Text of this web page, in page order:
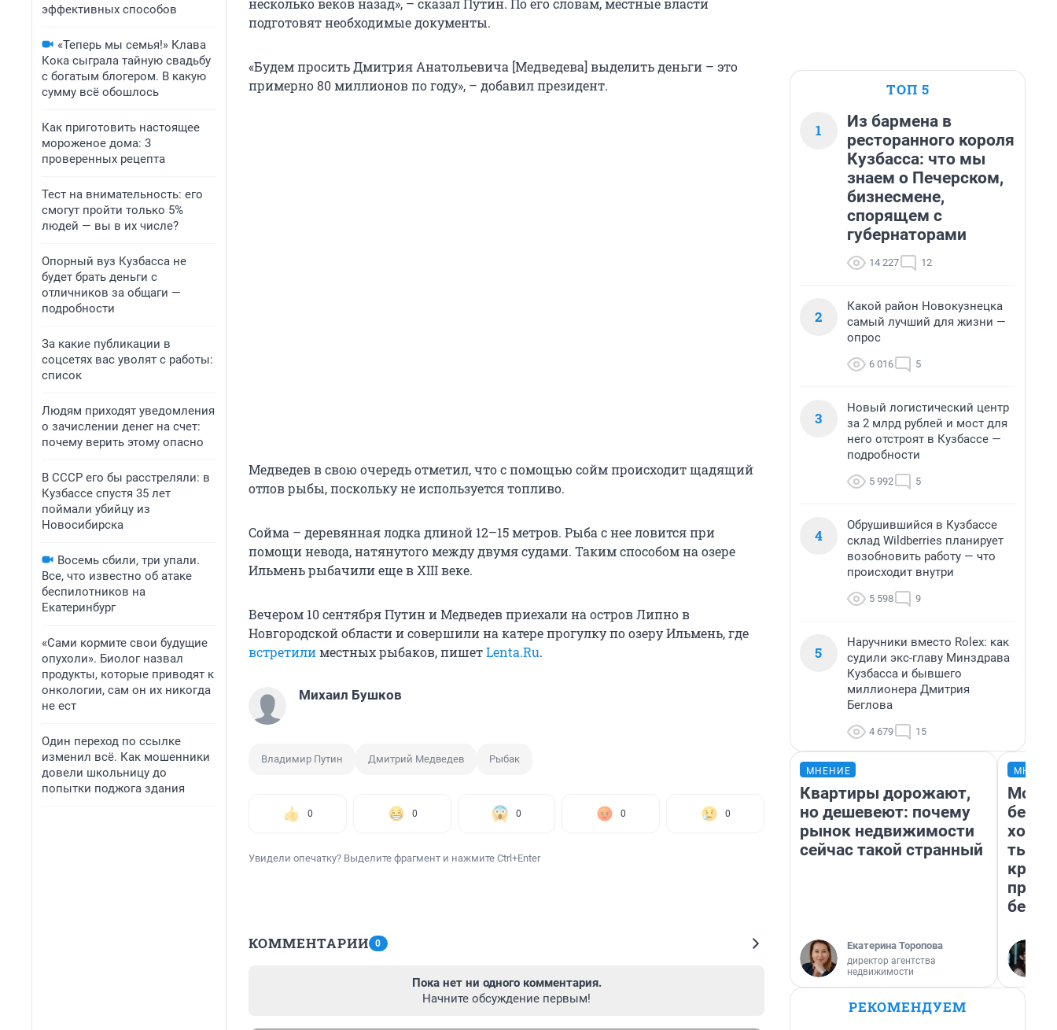
эффективных способов
«Теперь мы семья!» Клава
Кока сыграла тайную свадьбу
с богатым блогером. В какую
сумму всё обошлось
Как приготовить настоящее
мороженое дома: 3
проверенных рецепта
Тест на внимательность: его
смогут пройти только 5%
людей — вы в их числе?
Опорный вуз Кузбасса не
будет брать деньги с
отличников за общаги —
подробности
За какие публикации в
соцсетях вас уволят с работы:
список
Людям приходят уведомления
о зачислении денег на счет:
почему верить этому опасно
В СССР его бы расстреляли: в
Кузбассе спустя 35 лет
поймали убийцу из
Новосибирска
Восемь сбили, три упали.
Все, что известно об атаке
беспилотников на
Екатеринбург
«Сами кормите свои будущие
опухоли». Биолог назвал
продукты, которые приводят к
онкологии, сам он их никогда
не ест
Один переход по ссылке
изменил всё. Как мошенники
довели школьницу до
попытки поджога здания
несколько веков назад», – сказал Путин. По его словам, местные власти
подготовят необходимые документы.
«Будем просить Дмитрия Анатольевича [Медведева] выделить деньги – это
примерно 80 миллионов по году», – добавил президент.
Медведев в свою очередь отметил, что с помощью сойм происходит щадящий
отлов рыбы, поскольку не используется топливо.
Сойма – деревянная лодка длиной 12–15 метров. Рыба с нее ловится при
помощи невода, натянутого между двумя судами. Таким способом на озере
Ильмень рыбачили еще в XIII веке.
Вечером 10 сентября Путин и Медведев приехали на остров Липно в
Новгородской области и совершили на катере прогулку по озеру Ильмень, где
встретилиместных рыбаков, пишетLenta.Ru.
Михаил Бушков
Владимир Путин Дмитрий Медведев Рыбак
0 0 0 0 0
Увидели опечатку? Выделите фрагмент и нажмите Ctrl+Enter
КОММЕНТАРИИ 0
Пока нет ни одного комментария.
Начните обсуждение первым!
ТОП 5
1
Из бармена в
ресторанного короля
Кузбасса: что мы
знаем о Печерском,
бизнесмене,
спорящем с
губернаторами
14 227 12
2
Какой район Новокузнецка
самый лучший для жизни —
опрос
6 016 5
3
Новый логистический центр
за 2 млрд рублей и мост для
него отстроят в Кузбассе —
подробности
5 992 5
4
Обрушившийся в Кузбассе
склад Wildberries планирует
возобновить работу — что
происходит внутри
5 598 9
5
Наручники вместо Rolex: как
судили экс-главу Минздрава
Кузбасса и бывшего
миллионера Дмитрия
Беглова
4 679 15
МНЕНИЕ
Квартиры дорожают,
но дешевеют: почему
рынок недвижимости
сейчас такой странный
Екатерина Торопова
директор агентства
недвижимости
Мой
РЕКОМЕНДУЕМ